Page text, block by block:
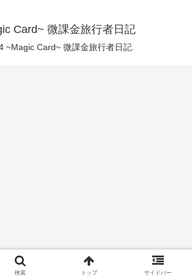
Card~ 微課金旅行者日記
~Magic Card~ 微課金旅行者日記.
検索 トップ サイドバー